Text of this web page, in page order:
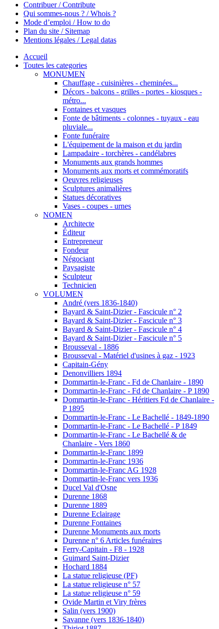
Contribuer / Contribute
Qui sommes-nous ? / Whois ?
Mode d’emploi / How to do
Plan du site / Sitemap
Mentions légales / Legal datas
Accueil
Toutes les categories
MONUMEN
Chauffage - cuisinières - cheminées...
Décors - balcons - grilles - portes - kiosques -
métro...
Fontaines et vasques
Fonte de bâtiments - colonnes - tuyaux - eau
pluviale...
Fonte funéraire
L'équipement de la maison et du jardin
Lampadaire - torchères - candélabres
Monuments aux grands hommes
Monuments aux morts et commémoratifs
Oeuvres religieuses
Sculptures animalières
Statues décoratives
Vases - coupes - urnes
NOMEN
Architecte
Éditeur
Entrepreneur
Fondeur
Négociant
Paysagiste
Sculpteur
Technicien
VOLUMEN
André (vers 1836-1840)
Bayard & Saint-Dizier - Fascicule n° 2
Bayard & Saint-Dizier - Fascicule n° 3
Bayard & Saint-Dizier - Fascicule n° 4
Bayard & Saint-Dizier - Fascicule n° 5
Brousseval - 1886
Brousseval - Matériel d'usines à gaz - 1923
Capitain-Gény
Denonvilliers 1894
Dommartin-le-Franc - Fd de Chanlaire - 1890
Dommartin-le-Franc - Fd de Chanlaire - P 1890
Dommartin-le-Franc - Héritiers Fd de Chanlaire -
P 1895
Dommartin-le-Franc - Le Bachellé - 1849-1890
Dommartin-le-Franc - Le Bachellé - P 1849
Dommartin-le-Franc - Le Bachellé & de
Chanlaire - Vers 1860
Dommartin-le-Franc 1899
Dommartin-le-Franc 1936
Dommartin-le-Franc AG 1928
Dommartin-le-Franc vers 1936
Ducel Val d'Osne
Durenne 1868
Durenne 1889
Durenne Eclairage
Durenne Fontaines
Durenne Monuments aux morts
Durenne n° 6 Articles funéraires
Ferry-Capitain - F8 - 1928
Guimard Saint-Dizier
Hochard 1884
La statue religieuse (PF)
La statue religieuse n° 57
La statue religieuse n° 59
Ovide Martin et Viry frères
Salin (vers 1900)
Savanne (vers 1836-1840)